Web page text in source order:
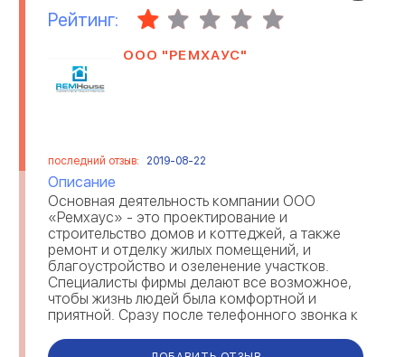
Рейтинг:
ООО "РЕМХАУС"
последний отзыв: 2019-08-22
Описание
Основная деятельность компании ООО
«Ремхаус» - это проектирование и
строительство домов и коттеджей, а также
ремонт и отделку жилых помещений, и
благоустройство и озеленение участков.
Специалисты фирмы делают все возможное,
чтобы жизнь людей была комфортной и
приятной. Сразу после телефонного звонка к
ремонт. Также можно получить...